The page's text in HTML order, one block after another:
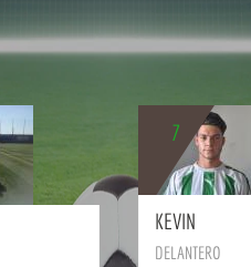
BIO
7
KEVIN
DELANTERO